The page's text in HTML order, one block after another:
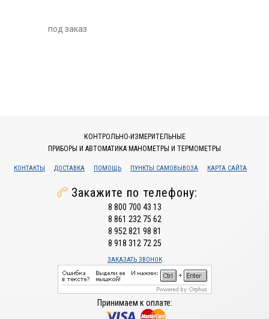
под заказ
КОНТРОЛЬНО-ИЗМЕРИТЕЛЬНЫЕ
ПРИБОРЫ И АВТОМАТИКА МАНОМЕТРЫ И ТЕРМОМЕТРЫ
КОНТАКТЫ ДОСТАВКА ПОМОЩЬ ПУНКТЫ САМОВЫВОЗА КАРТА САЙТА
Закажите по телефону:
8 800 700 43 13
8 861 232 75 62
8 952 821 98 81
8 918 312 72 25
ЗАКАЗАТЬ ЗВОНОК
Принимаем к оплате: